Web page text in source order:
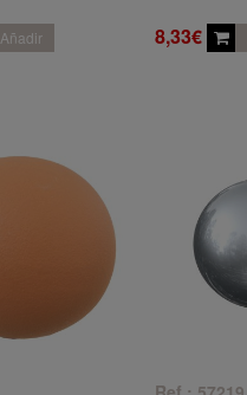
Añadir 8,33€